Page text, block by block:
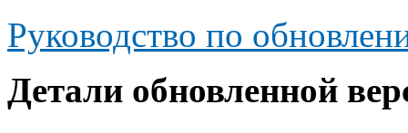
Руководство по
Детали обновленной